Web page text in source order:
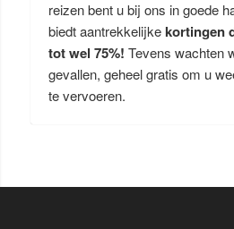
reizen bent u bij ons in goede
biedt aantrekkelijkekortingen
tot wel 75%! Tevens wachten
gevallen, geheel gratis om u
te vervoeren.